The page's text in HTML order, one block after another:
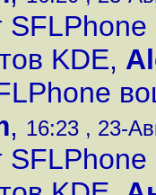
KDE,
, 16:23 , 23-